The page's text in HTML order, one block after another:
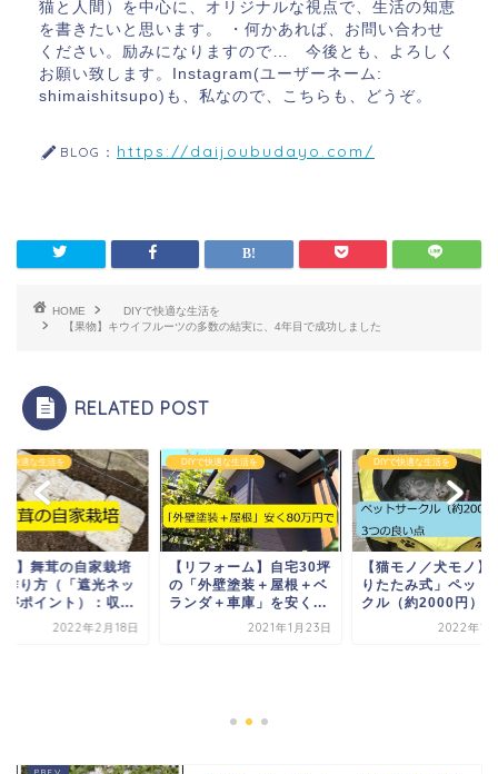
猫と人間）を中心に、オリジナルな視点で、生活の知恵
を書きたいと思います。 ・何かあれば、お問い合わせ
ください。励みになりますので… 今後とも、よろしく
お願い致します。Instagram(ユーザーネーム:
shimaishitsupo)も、私なので、こちらも、どうぞ。
BLOG： https://daijoubudayo.com/
HOME
DIYで快適な生活を
【果物】キウイフルーツの多数の結実に、4年目で成功しました
RELATED POST
快適な生活を
】舞茸の自家栽培
作り方（「遮光ネッ
がポイント）：収...
2022年2月18日
DIYで快適な生活を
【リフォーム】自宅30坪
の「外壁塗装＋屋根＋ベ
ランダ＋車庫」を安く...
2021年1月23日
DIYで快適な生活を
【猫モノ／犬モノ】
りたたみ式」ペット
クル（約2000円）
2022年1